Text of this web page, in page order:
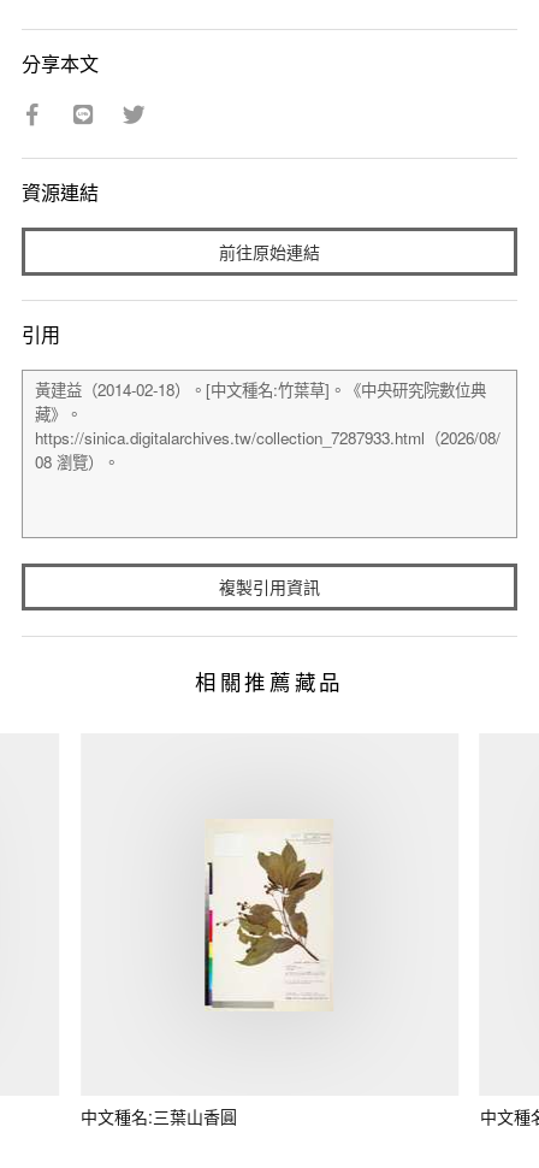
分享本文
資源連結
前往原始連結
引用
複製引用資訊
相關推薦藏品
中文種名:三葉山香圓 中文種